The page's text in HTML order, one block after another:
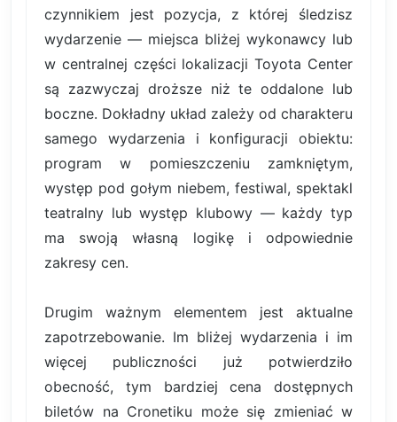
czynnikiem jest pozycja, z której śledzisz
wydarzenie — miejsca bliżej wykonawcy lub
w centralnej części lokalizacji Toyota Center
są zazwyczaj droższe niż te oddalone lub
boczne. Dokładny układ zależy od charakteru
samego wydarzenia i konfiguracji obiektu:
program w pomieszczeniu zamkniętym,
występ pod gołym niebem, festiwal, spektakl
teatralny lub występ klubowy — każdy typ
ma swoją własną logikę i odpowiednie
zakresy cen.
Drugim ważnym elementem jest aktualne
zapotrzebowanie. Im bliżej wydarzenia i im
więcej publiczności już potwierdziło
obecność, tym bardziej cena dostępnych
biletów na Cronetiku może się zmieniać w